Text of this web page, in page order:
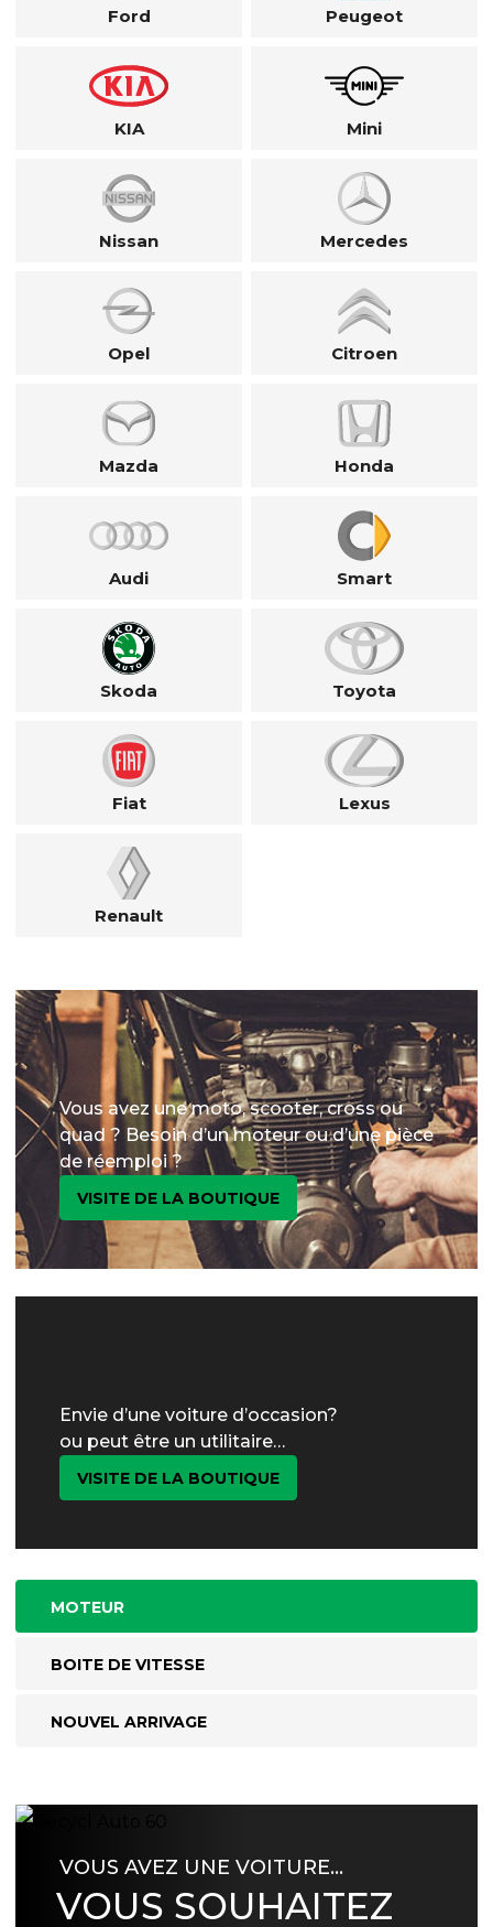
Ford Peugeot
KIA Mini
Nissan Mercedes
Opel Citroen
Mazda Honda
Audi Smart
Skoda Toyota
Fiat Lexus
Renault
Vous avez une moto, scooter, cross ou
quad ? Besoin d’un moteur ou d’une pièce
de réemploi ?
VISITE DE LA BOUTIQUE
Envie d’une voiture d’occasion?
ou peut être un utilitaire…
VISITE DE LA BOUTIQUE
MOTEUR
BOITE DE VITESSE
NOUVEL ARRIVAGE
VOUS AVEZ UNE VOITURE…
VOUS SOUHAITEZ